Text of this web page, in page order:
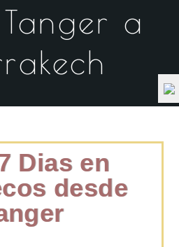
a
Dias en
desde